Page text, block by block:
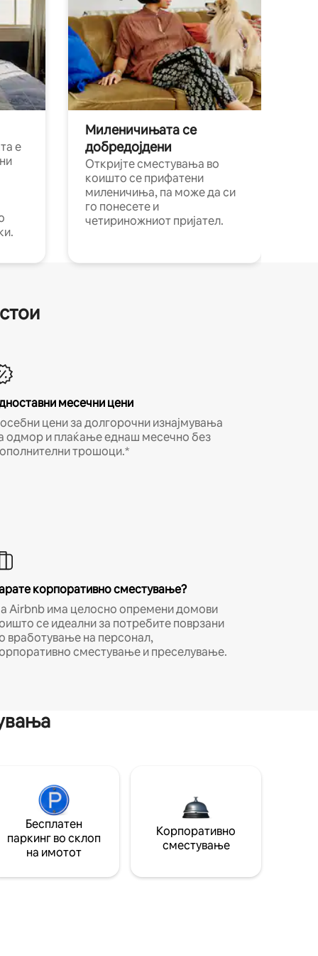
е
Миленичињата се
добредојдени
Откријте сместувања во
коишто се прифатени
миленичиња, па може да си
го понесете и
четириножниот пријател.
месечни цени
цени за долгорочни изнајмувања
одмор и плаќање еднаш месечно без
трошоци.*
корпоративно сместување?
Airbnb има целосно опремени домови
се идеални за потребите поврзани
вработување на персонал,
сместување и преселување.
Бесплатен
паркинг во склоп
на имотот
Корпоративно
сместување